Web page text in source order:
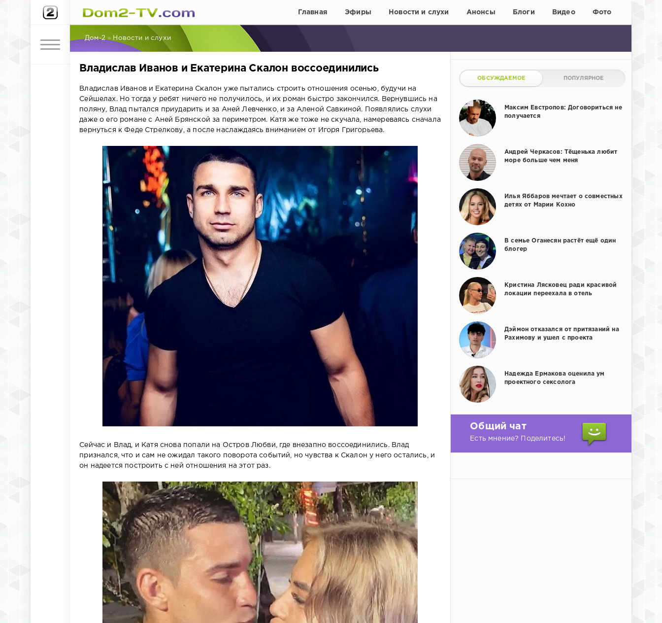
Главная Эфиры Новости и слухи Анонсы Блоги Видео Фото
Дом-2 » Новости и слухи
Владислав Иванов и Екатерина Скалон воссоединились
Владислав Иванов и Екатерина Скалон уже пытались строить отношения осенью, будучи на
Сейшелах. Но тогда у ребят ничего не получилось, и их роман быстро закончился. Вернувшись на
поляну, Влад пытался приударить и за Аней Левченко, и за Аленой Савкиной. Появлялись слухи
даже о его романе с Аней Брянской за периметром. Катя же тоже не скучала, намереваясь сначала
вернуться к Феде Стрелкову, а после наслаждаясь вниманием от Игоря Григорьева.
Сейчас и Влад, и Катя снова попали на Остров Любви, где внезапно воссоединились. Влад
признался, что и сам не ожидал такого поворота событий, но чувства к Скалон у него остались, и
он надеется построить с ней отношения на этот раз.
ОБСУЖДАЕМОЕ ПОПУЛЯРНОЕ
Максим Евстропов: Договориться не
получается
Андрей Черкасов: Тёщенька любит
море больше чем меня
Илья Яббаров мечтает о совместных
детях от Марии Кохно
В семье Оганесян растёт ещё один
блогер
Кристина Лясковец ради красивой
локации переехала в отель
Дэймон отказался от притязаний на
Рахимову и ушел с проекта
Надежда Ермакова оценила ум
проектного сексолога
Общий чат
Есть мнение? Поделитесь!